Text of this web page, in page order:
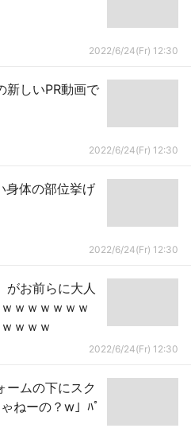
2022/6/24(Fr) 12:30
しいPR動画で
2022/6/24(Fr) 12:30
身体の部位挙げ
2022/6/24(Fr) 12:30
がお前らに大人
ｗｗｗｗｗｗ
ｗｗｗ
2022/6/24(Fr) 12:30
ームの下にスク
ねーの？w」ﾊﾟ